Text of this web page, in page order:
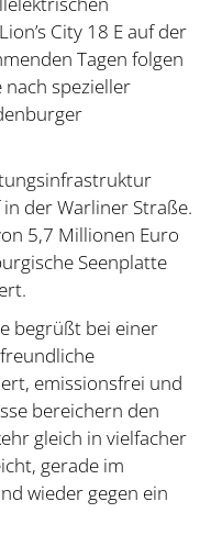
City 18 E auf der
Tagen folgen
spezieller
der Warliner Straße.
5,7 Millionen Euro
Seenplatte
begrüßt bei einer
emissionsfrei und
bereichern den
gleich in vielfacher
gerade im
wieder gegen ein